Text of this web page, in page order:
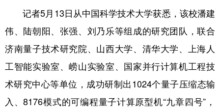
公益 一带一路 亚太网 上市公司
文化产业
地方频道
北京 天津 河北 山西
记者5月13日从中国科学技术大学获悉，该校潘建
伟、陆朝阳、张强、刘乃乐等组成的研究团队，联合
济南量子技术研究院、山西大学、清华大学、上海人
工智能实验室、崂山实验室、国家并行计算机工程技
术研究中心等单位，成功研制出1024个量子压缩态输
入、8176模式的可编程量子计算原型机“九章四号”，